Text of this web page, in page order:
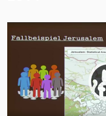
Player